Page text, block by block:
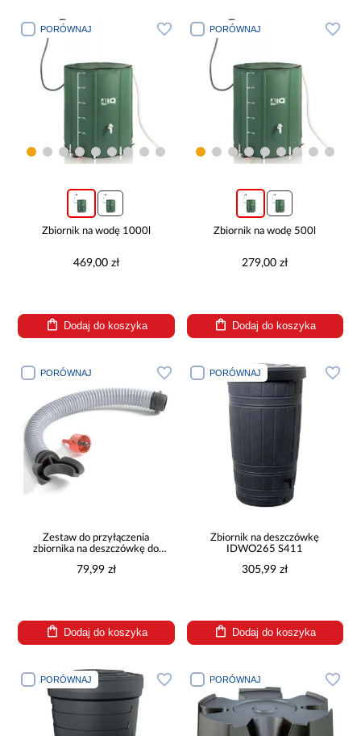
PORÓWNAJ
Zbiornik na wodę 1000l
469,00 zł
Dodaj do koszyka
PORÓWNAJ
Zbiornik na wodę 500l
279,00 zł
Dodaj do koszyka
PORÓWNAJ
Zestaw do przyłączenia
zbiornika na deszczówkę do
79,99 zł
Dodaj do koszyka
PORÓWNAJ
Zbiornik na deszczówkę
IDWO265 S411
305,99 zł
Dodaj do koszyka
PORÓWNAJ PORÓWNAJ